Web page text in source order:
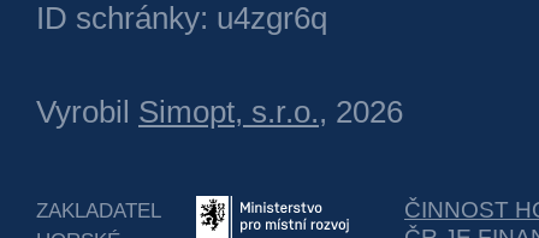
ID schránky: u4zgr6q
Vyrobil Simopt, s.r.o., 2026
ZAKLADATEL
ČINNOST